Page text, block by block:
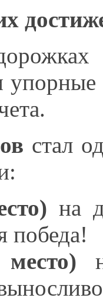
упорные
стал
на
победа!